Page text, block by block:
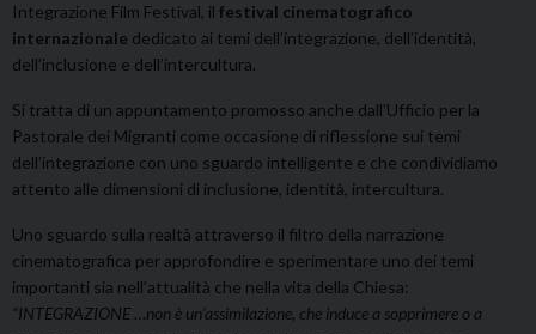
Integrazione Film Festival, il festival cinematografico
internazionale dedicato ai temi dell’integrazione, dell’identità,
dell’inclusione e dell’intercultura.
Si tratta di un appuntamento promosso anche dall’Ufficio per la
Pastorale dei Migranti come occasione di riflessione sui temi
dell’integrazione con uno sguardo intelligente e che condividiamo
attento alle dimensioni di inclusione, identità, intercultura.
Uno sguardo sulla realtà attraverso il filtro della narrazione
cinematografica per approfondire e sperimentare uno dei temi
importanti sia nell’attualità che nella vita della Chiesa:
“INTEGRAZIONE …non è un’assimilazione, che induce a sopprimere o a